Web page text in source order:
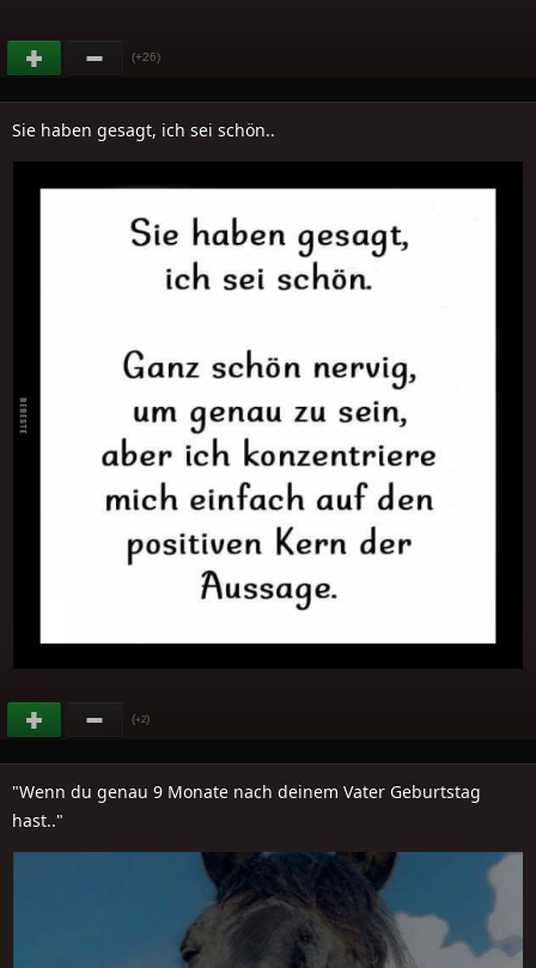
(+26)
Sie haben gesagt, ich sei schön..
(+2)
"Wenn du genau 9 Monate nach deinem Vater Geburtstag
hast.."